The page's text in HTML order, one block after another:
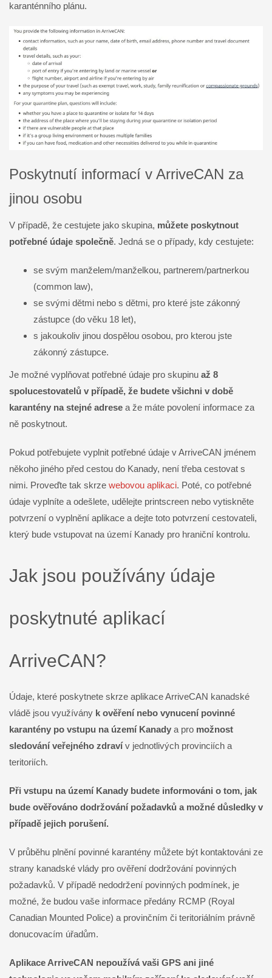
karanténního plánu.
Poskytnutí informací v ArriveCAN za
jinou osobu
V případě, že cestujete jako skupina, můžete poskytnout
potřebné údaje společně. Jedná se o případy, kdy cestujete:
se svým manželem/manželkou, partnerem/partnerkou
(common law),
se svými dětmi nebo s dětmi, pro které jste zákonný
zástupce (do věku 18 let),
s jakoukoliv jinou dospělou osobou, pro kterou jste
zákonný zástupce.
Je možné vyplňovat potřebné údaje pro skupinu až 8
spolucestovatelů v případě, že budete všichni v době
karantény na stejné adrese a že máte povolení informace za
ně poskytnout.
Pokud potřebujete vyplnit potřebné údaje v ArriveCAN jménem
někoho jiného před cestou do Kanady, není třeba cestovat s
nimi. Proveďte tak skrze webovou aplikaci. Poté, co potřebné
údaje vyplníte a odešlete, udělejte printscreen nebo vytiskněte
potvrzení o vyplnění aplikace a dejte toto potvrzení cestovateli,
který bude vstupovat na území Kanady pro hraniční kontrolu.
Jak jsou používány údaje
poskytnuté aplikací
ArriveCAN?
Údaje, které poskytnete skrze aplikace ArriveCAN kanadské
vládě jsou využívány k ověření nebo vynucení povinné
karantény po vstupu na území Kanady a pro možnost
sledování veřejného zdravív jednotlivých provinciích a
teritoriích.
Při vstupu na území Kanady budete informováni o tom, jak
bude ověřováno dodržování požadavků a možné důsledky v
případě jejich porušení.
V průběhu plnění povinné karantény můžete být kontaktováni ze
strany kanadské vlády pro ověření dodržování povinných
požadavků. V případě nedodržení povinných podmínek, je
možné, že budou vaše informace předány RCMP (Royal
Canadian Mounted Police) a provinčním či teritoriálním právně
donucovacím úřadům.
Aplikace ArriveCAN nepoužívá vaši GPS ani jiné